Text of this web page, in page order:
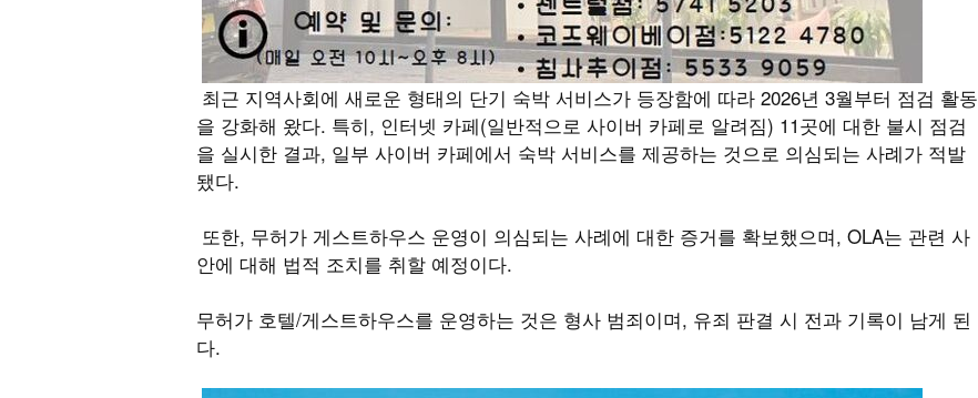
최근 지역사회에 새로운 형태의 단기 숙박 서비스가 등장함에 따라 2026년 3월부터 점검 활동
을 강화해 왔다. 특히, 인터넷 카페(일반적으로 사이버 카페로 알려짐) 11곳에 대한 불시 점검
을 실시한 결과, 일부 사이버 카페에서 숙박 서비스를 제공하는 것으로 의심되는 사례가 적발
됐다.
또한, 무허가 게스트하우스 운영이 의심되는 사례에 대한 증거를 확보했으며, OLA는 관련 사
안에 대해 법적 조치를 취할 예정이다.
무허가 호텔/게스트하우스를 운영하는 것은 형사 범죄이며, 유죄 판결 시 전과 기록이 남게 된
다.